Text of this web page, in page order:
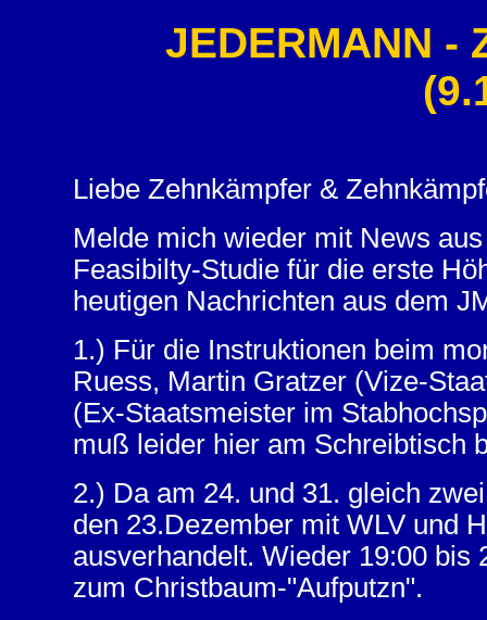
JEDERMANN -
Liebe Zehnkämpfer &
Melde mich wieder mit News
Feasibilty-Studie für die erste
heutigen Nachrichten aus dem
1.) Für die Instruktionen beim
Ruess, Martin Gratzer (Vize-
(Ex-Staatsmeister im
muß leider hier am Schreibtisch
2.) Da am 24. und 31. gleich
den 23.Dezember mit WLV und
ausverhandelt. Wieder 19:00 bis
zum Christbaum-"Aufputzn".